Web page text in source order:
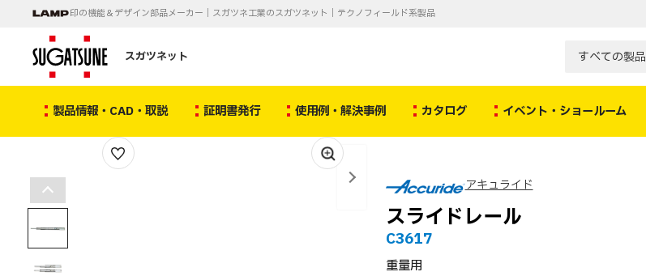
印の機能＆デザイン部品メーカー｜スガツネ工業のスガツネット｜テクノフィールド系製品
スガツネット すべての製品
製品情報・CAD・取説 証明書発行 使用例・解決事例 カタログ イベント・ショールーム
アキュライド
スライドレール
C3617
重量用